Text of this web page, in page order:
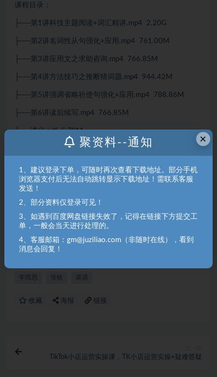
课程目录：
├──第1讲科技主题阅读+词汇精讲.mp4 2.20G
├──第2讲名词性从句强化+应用.mp4 761.00M
├──第3讲应用文之求助咨询.mp4 766.85M
├──第4讲方法技巧之推断猜词题.mp4 944.42M
├──第5讲强调省略祈使句强化+应用.mp4 788.86M
├──第6讲读后续写.mp4 766.85M
├──讲义.pdf 5.79M
└──练习册.pdf 558.48kb
聚资料（juziliao.com）免责声明：
1. 本站所有资源来源于用户上传和网络，如有侵权请邮件联系站
2. 分享目的仅供大家学习和交流，请不要用于商业用途！如需商
用请联系原作者购买正版！ 3.如有链接无法下载、失效或洽谈广
告，请联系站长QQ：250303228（邮箱：gm@juziliao.com）处
理！
学而思 张钦 英语
收藏 海报 链接
TikTok小店运营实操课，TK​小店运营实操+疑难答疑
×
聚资料--通知
1、建议登录下单，可随时再次查看下载地址。部分手机
浏览器支付后无法自动跳转显示下载地址！需联系客服
发送！
2、部分资料仅登录可见！
3、如遇到百度网盘链接失效了，记得在链接下方提交工
单，一般会当天进行处理的。
4、客服邮箱：gm@juziliao.com（非随时在线），看到
消息会回复！